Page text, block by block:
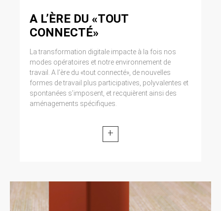
A L’ÈRE DU «TOUT
CONNECTÉ»
La transformation digitale impacte à la fois nos
modes opératoires et notre environnement de
travail. A l’ère du «tout connecté», de nouvelles
formes de travail plus participatives, polyvalentes et
spontanées s’imposent, et recquièrent ainsi des
aménagements spécifiques.
+